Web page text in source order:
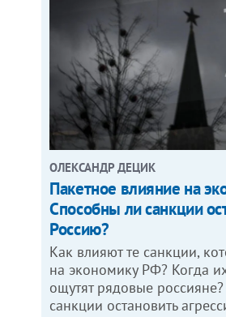
ОЛЕКСАНДР ДЕЦИК
Пакетное влияние на
Способны ли санкции
Россию?
Как влияют те санкции,
на экономику РФ? Когда
ощутят рядовые
санкции остановить